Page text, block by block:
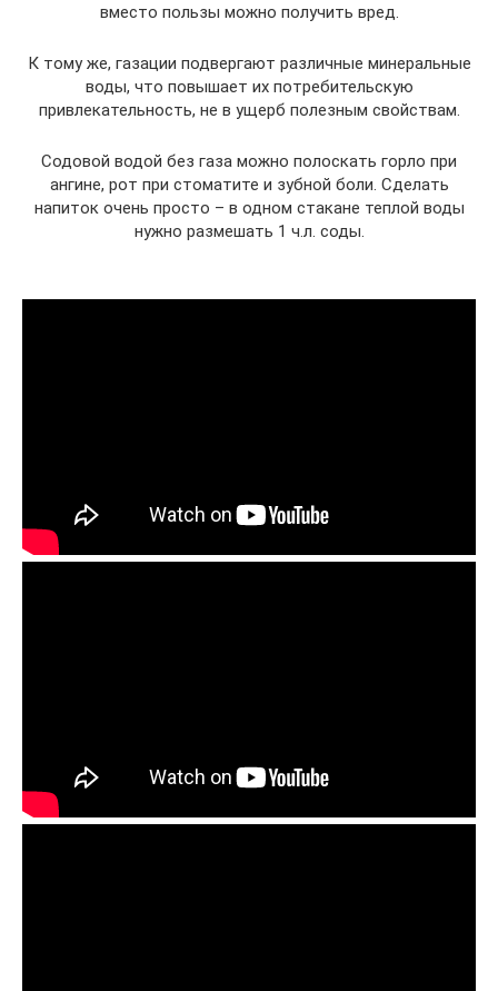
вместо пользы можно получить вред.
К тому же, газации подвергают различные минеральные
воды, что повышает их потребительскую
привлекательность, не в ущерб полезным свойствам.
Содовой водой без газа можно полоскать горло при
ангине, рот при стоматите и зубной боли. Сделать
напиток очень просто – в одном стакане теплой воды
нужно размешать 1 ч.л. соды.